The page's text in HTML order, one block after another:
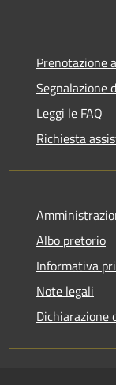
Prenotazione
Segnalazione
Leggi le FAQ
Richiesta
Albo pretorio
Informativa
Note legali
Dichiarazione